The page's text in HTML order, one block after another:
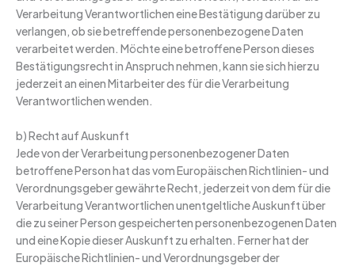
Verarbeitung Verantwortlichen eine Bestätigung darüber zu
verlangen, ob sie betreffende personenbezogene Daten
verarbeitet werden. Möchte eine betroffene Person dieses
Bestätigungsrecht in Anspruch nehmen, kann sie sich hierzu
jederzeit an einen Mitarbeiter des für die Verarbeitung
Verantwortlichen wenden.
b) Recht auf Auskunft
Jede von der Verarbeitung personenbezogener Daten
betroffene Person hat das vom Europäischen Richtlinien- und
Verordnungsgeber gewährte Recht, jederzeit von dem für die
Verarbeitung Verantwortlichen unentgeltliche Auskunft über
die zu seiner Person gespeicherten personenbezogenen Daten
und eine Kopie dieser Auskunft zu erhalten. Ferner hat der
Europäische Richtlinien- und Verordnungsgeber der